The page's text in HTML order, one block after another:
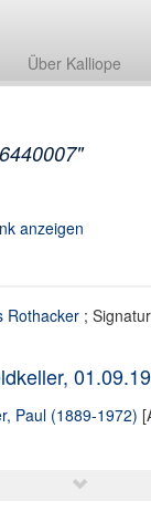
Über Kalliope
anzeigen
Rothacker;
Paul (1889-1972)